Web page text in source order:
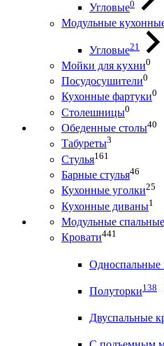
Угловые0
Модульные
Угловые21
Мойки для кухни0
Посудосушители0
Кухонные фартуки0
Столешницы0
Обеденные столы40
Табуреты3
Стулья161
Барные стулья46
Кухонные уголки25
Кухонные диваны1
Модульные
Кровати441
Односпальные
Полуторки138
Двуспальные